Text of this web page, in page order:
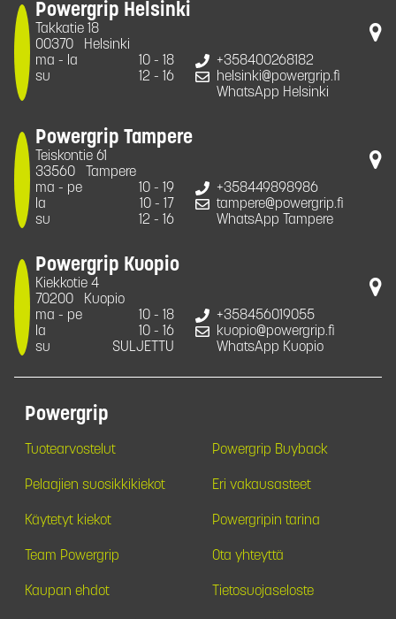
Powergrip Helsinki
Takkatie 18
00370
Helsinki
ma - la
10 - 18
su
12 - 16
+358400268182
helsinki@powergrip.fi
WhatsApp Helsinki
Powergrip Tampere
Teiskontie 61
33560
Tampere
ma - pe
10 - 19
la
10 - 17
su
12 - 16
+358449898986
tampere@powergrip.fi
WhatsApp Tampere
Powergrip Kuopio
Kiekkotie 4
70200
Kuopio
ma - pe
10 - 18
la
10 - 16
su
SULJETTU
+358456019055
kuopio@powergrip.fi
WhatsApp Kuopio
Powergrip
Tuotearvostelut Powergrip Buyback
Pelaajien suosikkikiekot Eri vakausasteet
Käytetyt kiekot Powergripin tarina
Team Powergrip Ota yhteyttä
Kaupan ehdot Tietosuojaseloste